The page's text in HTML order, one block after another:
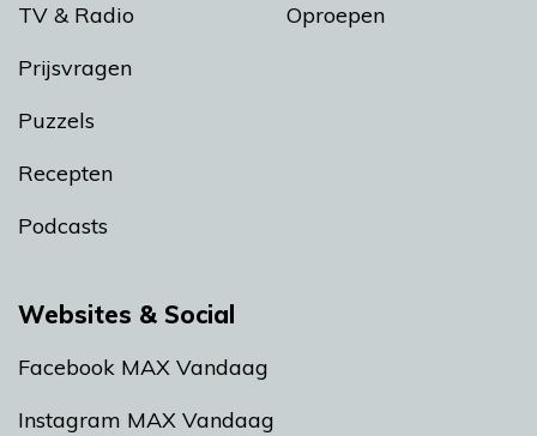
TV & Radio
Prijsvragen
Puzzels
Recepten
Podcasts
Oproepen
Websites & Social
Facebook MAX Vandaag
Instagram MAX Vandaag